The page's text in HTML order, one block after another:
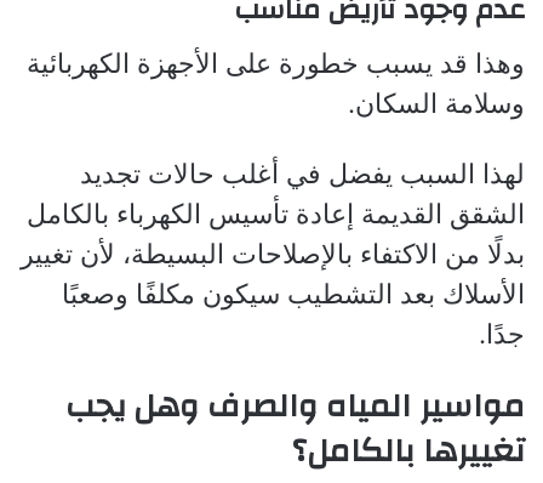
وهذا قد يسبب خطورة على الأجهزة الكهربائية
وسلامة السكان.
لهذا السبب يفضل في أغلب حالات تجديد
الشقق القديمة إعادة تأسيس الكهرباء بالكامل
بدلًا من الاكتفاء بالإصلاحات البسيطة، لأن تغيير
الأسلاك بعد التشطيب سيكون مكلفًا وصعبًا
جدًا.
مواسير المياه والصرف وهل يجب
تغييرها بالكامل؟